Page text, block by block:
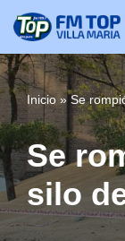
al
contenido
Inicio »Se
Se
silo